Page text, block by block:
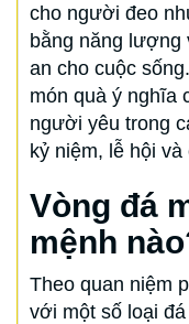
cho người đeo
bằng năng lượng
an cho cuộc
món quà ý nghĩa
người yêu trong
kỷ niệm, lễ hội
Vòng đá
mệnh
Theo quan niệm
với một số loại